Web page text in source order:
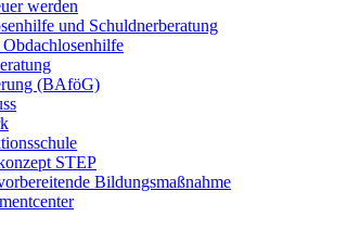
werden
und Schuldnerberatung
(BAföG)
STEP
Bildungsmaßnahme